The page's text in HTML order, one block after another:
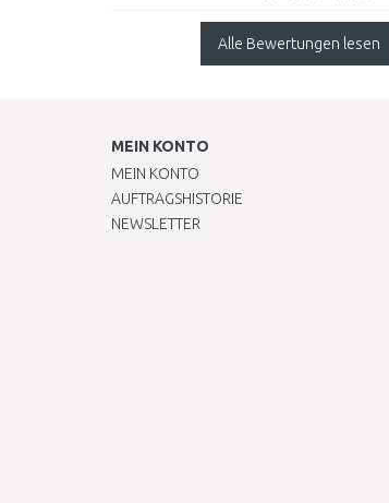
aber fest verankert.
Die Schnittleistung
Alle Bewertungen lesen
MEIN KONTO
MEIN KONTO
AUFTRAGSHISTORIE
NEWSLETTER